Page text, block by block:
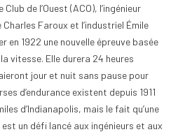
de l’Ouest (ACO), l’ingénieur
Faroux et l’industriel Émile
en 1922 une nouvelle épreuve basée
vitesse. Elle durera 24 heures
jour et nuit sans pause pour
d’endurance existent depuis 1911
d’Indianapolis, mais le fait qu’une
un défi lancé aux ingénieurs et aux